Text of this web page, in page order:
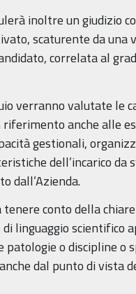
inoltre un giudizio
scaturente da una
correlata al
verranno valutate le
riferimento anche alle
gestionali,
dell’incarico da
dall’Azienda.
tenere conto della
linguaggio scientifico
patologie o discipline o
dal punto di vista